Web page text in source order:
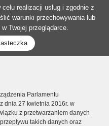
realizacji usług i zgodnie z
warunki przechowywania lub
Twojej przeglądarce.
Parlamentu
dnia 27 kwietnia 2016r. w
z przetwarzaniem danych
takich danych oraz